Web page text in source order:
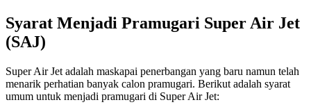
Syarat Menjadi Pramugari Super Air Jet
(SAJ)
Super Air Jet adalah maskapai penerbangan yang baru namun telah
menarik perhatian banyak calon pramugari. Berikut adalah syarat
umum untuk menjadi pramugari di Super Air Jet: